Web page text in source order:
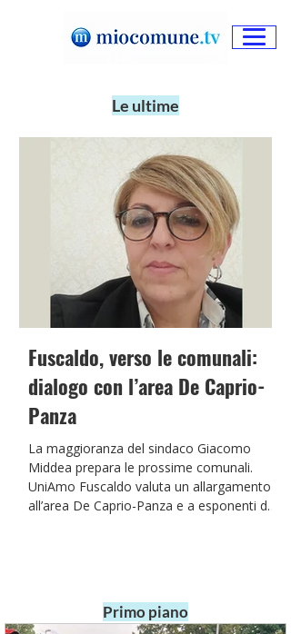
Le ultime
Fuscaldo, verso le comunali:
dialogo con l’area De Caprio-
Panza
La maggioranza del sindaco Giacomo
Middea prepara le prossime comunali.
UniAmo Fuscaldo valuta un allargamento
all’area De Caprio-Panza e a esponenti del
Primo piano